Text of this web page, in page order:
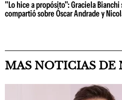
"Lo hice a propósito": Graciela
compartió sobre Óscar Andrade y
MAS NOTICIAS DE